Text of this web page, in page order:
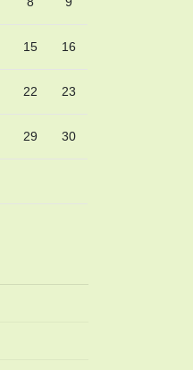
15 16
22 23
29 30